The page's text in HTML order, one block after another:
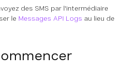
des SMS par l'intermédiaire
le Messages API Logs au lieu de